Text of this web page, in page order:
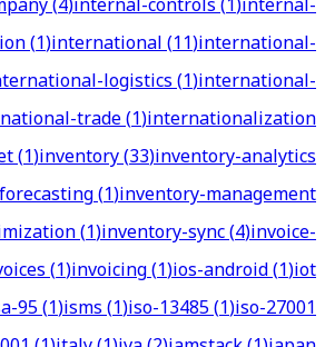
(1)international(11)international-
logistics(1)international-
trade(1)internationalization
(1)inventory(33)inventory-analytics
(1)inventory-management
(1)inventory-sync(4)invoice-
(1)invoicing(1)ios-android(1)iot
95(1)isms(1)iso-13485(1)iso-27001